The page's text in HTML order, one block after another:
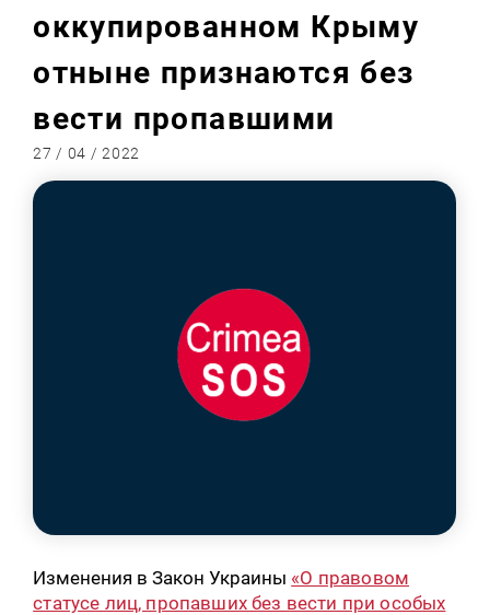
оккупированном Крыму
отныне признаются без
вести пропавшими
27 / 04 / 2022
Изменения в Закон Украины «О правовом
статусе лиц, пропавших без вести при особых